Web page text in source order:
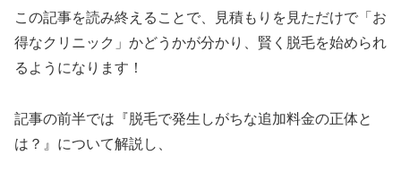
この記事を読み終えることで、見積もりを見ただけで「お
得なクリニック」かどうかが分かり、賢く脱毛を始められ
るようになります！
記事の前半では『脱毛で発生しがちな追加料金の正体と
は？』について解説し、